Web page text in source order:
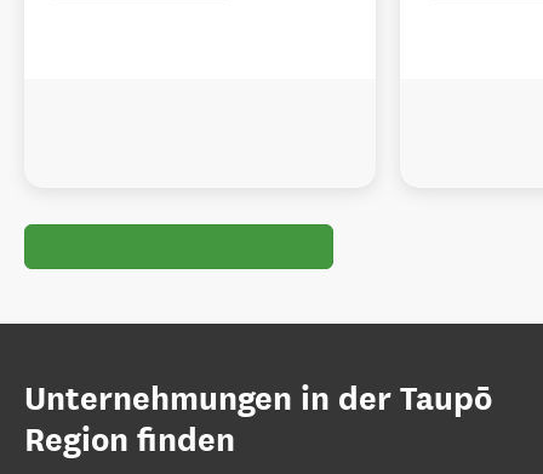
Unternehmungen in der Taupō
Region finden